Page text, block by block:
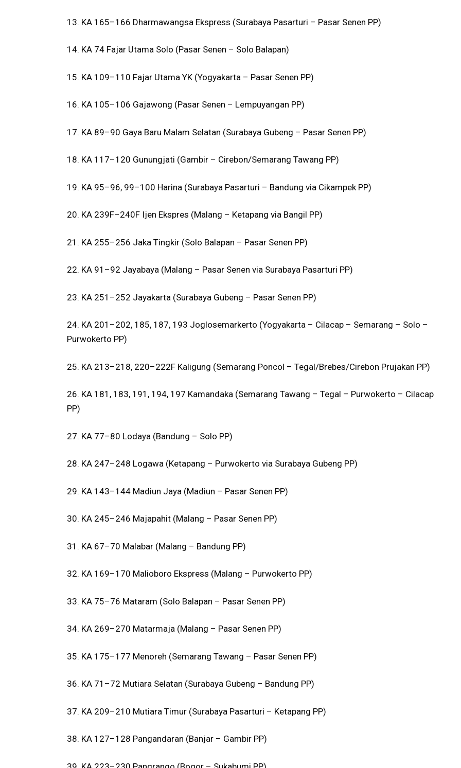
13. KA 165–166 Dharmawangsa Ekspress (Surabaya Pasarturi – Pasar Senen PP)
14. KA 74 Fajar Utama Solo (Pasar Senen – Solo Balapan)
15. KA 109–110 Fajar Utama YK (Yogyakarta – Pasar Senen PP)
16. KA 105–106 Gajawong (Pasar Senen – Lempuyangan PP)
17. KA 89–90 Gaya Baru Malam Selatan (Surabaya Gubeng – Pasar Senen PP)
18. KA 117–120 Gunungjati (Gambir – Cirebon/Semarang Tawang PP)
19. KA 95–96, 99–100 Harina (Surabaya Pasarturi – Bandung via Cikampek PP)
20. KA 239F–240F Ijen Ekspres (Malang – Ketapang via Bangil PP)
21. KA 255–256 Jaka Tingkir (Solo Balapan – Pasar Senen PP)
22. KA 91–92 Jayabaya (Malang – Pasar Senen via Surabaya Pasarturi PP)
23. KA 251–252 Jayakarta (Surabaya Gubeng – Pasar Senen PP)
24. KA 201–202, 185, 187, 193 Joglosemarkerto (Yogyakarta – Cilacap – Semarang – Solo –
Purwokerto PP)
25. KA 213–218, 220–222F Kaligung (Semarang Poncol – Tegal/Brebes/Cirebon Prujakan PP)
26. KA 181, 183, 191, 194, 197 Kamandaka (Semarang Tawang – Tegal – Purwokerto – Cilacap
PP)
27. KA 77–80 Lodaya (Bandung – Solo PP)
28. KA 247–248 Logawa (Ketapang – Purwokerto via Surabaya Gubeng PP)
29. KA 143–144 Madiun Jaya (Madiun – Pasar Senen PP)
30. KA 245–246 Majapahit (Malang – Pasar Senen PP)
31. KA 67–70 Malabar (Malang – Bandung PP)
32. KA 169–170 Malioboro Ekspress (Malang – Purwokerto PP)
33. KA 75–76 Mataram (Solo Balapan – Pasar Senen PP)
34. KA 269–270 Matarmaja (Malang – Pasar Senen PP)
35. KA 175–177 Menoreh (Semarang Tawang – Pasar Senen PP)
36. KA 71–72 Mutiara Selatan (Surabaya Gubeng – Bandung PP)
37. KA 209–210 Mutiara Timur (Surabaya Pasarturi – Ketapang PP)
38. KA 127–128 Pangandaran (Banjar – Gambir PP)